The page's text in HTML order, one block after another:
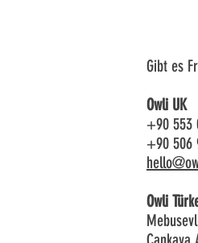
Gibt es
Owli UK
+90 553
+90 506
Owli